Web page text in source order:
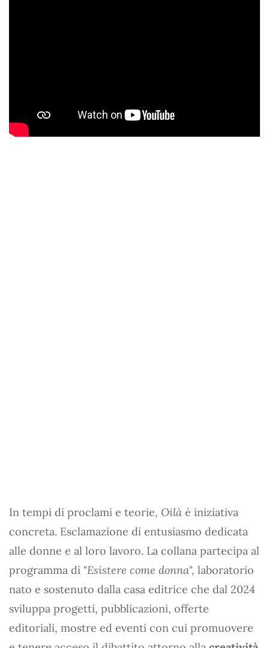
In tempi di proclami e teorie, Oilà è iniziativa
concreta. Esclamazione di entusiasmo dedicata
alle donne e al loro lavoro. La collana partecipa al
programma di "Esistere come donna", laboratorio
nato e sostenuto dalla casa editrice che dal 2024
sviluppa progetti, pubblicazioni, offerte
editoriali, mostre ed eventi con cui promuovere